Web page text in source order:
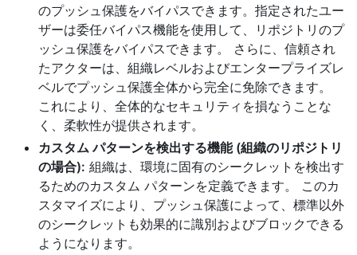
のプッシュ保護をバイパスできます。指定されたユー
ザーは委任バイパス機能を使用して、リポジトリのプ
ッシュ保護をバイパスできます。 さらに、信頼され
たアクターは、組織レベルおよびエンタープライズレ
ベルでプッシュ保護全体から完全に免除できます。
これにより、全体的なセキュリティを損なうことな
く、柔軟性が提供されます。
カスタム パターンを検出する機能 (組織のリポジトリ
の場合): 組織は、環境に固有のシークレットを検出す
るためのカスタム パターンを定義できます。 このカ
スタマイズにより、プッシュ保護によって、標準以外
のシークレットも効果的に識別およびブロックできる
ようになります。